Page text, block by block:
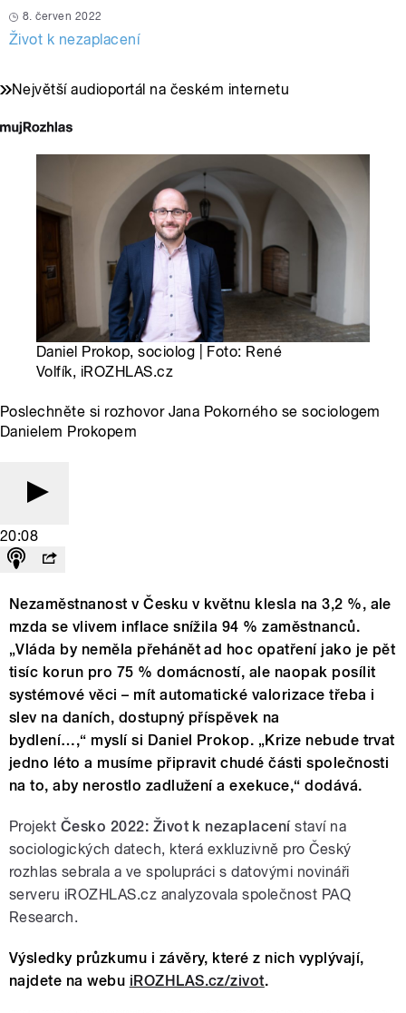
8. červen 2022
Život k nezaplacení
Největší audioportál na českém internetu
Daniel Prokop, sociolog | Foto: René
Volfík, iROZHLAS.cz
Poslechněte si rozhovor Jana Pokorného se sociologem
Danielem Prokopem
20:08
Nezaměstnanost v Česku v květnu klesla na 3,2 %, ale
mzda se vlivem inflace snížila 94 % zaměstnanců.
„Vláda by neměla přehánět ad hoc opatření jako je pět
tisíc korun pro 75 % domácností, ale naopak posílit
systémové věci – mít automatické valorizace třeba i
slev na daních, dostupný příspěvek na
bydlení…,“ myslí si Daniel Prokop. „Krize nebude trvat
jedno léto a musíme připravit chudé části společnosti
na to, aby nerostlo zadlužení a exekuce,“ dodává.
Projekt Česko 2022: Život k nezaplacenístaví na
sociologických datech, která exkluzivně pro Český
rozhlas sebrala a ve spolupráci s datovými novináři
serveru iROZHLAS.cz analyzovala společnost PAQ
Research.
Výsledky průzkumu i závěry, které z nich vyplývají,
najdete na webu iROZHLAS.cz/zivot.